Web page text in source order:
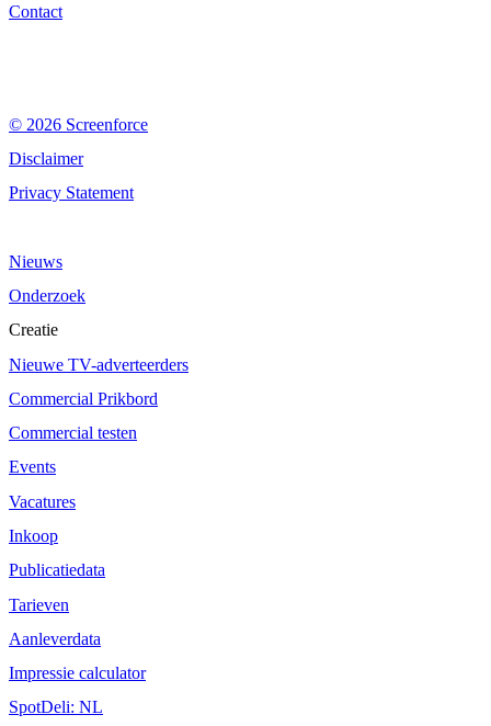
Contact
© 2026 Screenforce
Disclaimer
Privacy Statement
Nieuws
Onderzoek
Creatie
Nieuwe TV-adverteerders
Commercial Prikbord
Commercial testen
Events
Vacatures
Inkoop
Publicatiedata
Tarieven
Aanleverdata
Impressie calculator
SpotDeli: NL